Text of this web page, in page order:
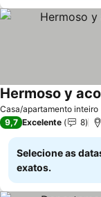
Casa/apartamento inteiro
Hermoso y
9,7 Excelente 8
Selecione as
exatos.